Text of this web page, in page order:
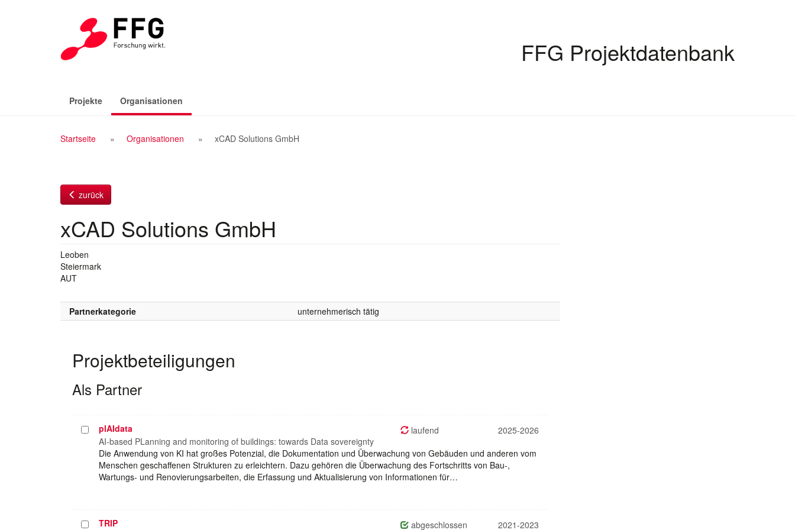
FFG Projektdatenbank
Projekte Organisationen
Breadcrumb
Startseite Organisationen xCAD Solutions GmbH
zurück
xCAD Solutions GmbH
Leoben
Steiermark
AUT
Partnerkategorie unternehmerisch tätig
Projektbeteiligungen
Als Partner
Projekt
auswählen
plAIdata laufend
2025-2026
AI-based PLanning and monitoring of buildings: towards Data sovereignty
Die Anwendung von KI hat großes Potenzial, die Dokumentation und Überwachung von Gebäuden und anderen vom
Menschen geschaffenen Strukturen zu erleichtern. Dazu gehören die Überwachung des Fortschritts von Bau-,
Wartungs- und Renovierungsarbeiten, die Erfassung und Aktualisierung von Informationen für…
ProjektTRIP abgeschlossen
2021-2023